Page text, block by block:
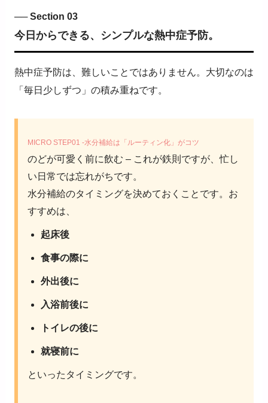
── Section 03
今日からできる、シンプルな熱中症予防。
熱中症予防は、難しいことではありません。大切なのは
「毎日少しずつ」の積み重ねです。
MICRO STEP01 -水分補給は「ルーティン化」がコツ
のどが可愛く前に飲む – これが鉄則ですが、忙し
い日常では忘れがちです。
水分補給のタイミングを決めておくことです。お
すすめは、
起床後
食事の際に
外出後に
入浴前後に
トイレの後に
就寝前に
といったタイミングです。